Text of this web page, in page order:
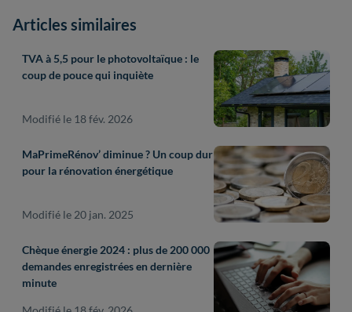
Articles similaires
TVA à 5,5 pour le photovoltaïque : le
coup de pouce qui inquiète
Modifié le 18 fév. 2026
MaPrimeRénov’ diminue ? Un coup dur
pour la rénovation énergétique
Modifié le 20 jan. 2025
Chèque énergie 2024 : plus de 200 000
demandes enregistrées en dernière
minute